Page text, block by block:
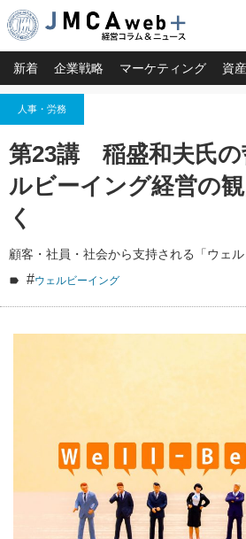
新着 企業戦略 マーケティング 資産
人事・労務
第23講 稲盛和夫氏の
ルビーイング経営の
く
顧客・社員・社会から支持される「ウェル
#ウェルビーイング